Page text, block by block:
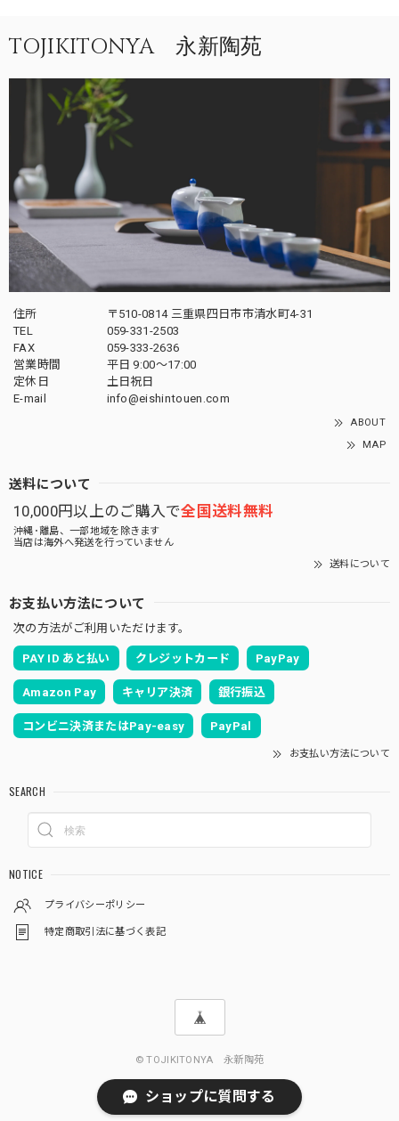
TOJIKITONYA 永新陶苑
住所
〒510-0814 三重県四日市市清水町4-31
TEL
059-331-2503
FAX
059-333-2636
営業時間
平日 9:00～17:00
定休日
土日祝日
E-mail
info@eishintouen.com
ABOUT
MAP
送料について
10,000円以上のご購入で全国送料無料
沖縄･離島、一部地域を除きます
当店は海外へ発送を行っていません
送料について
お支払い方法について
次の方法がご利用いただけます。
PAY ID あと払い クレジットカード PayPay
Amazon Pay キャリア決済 銀行振込
コンビニ決済またはPay-easy PayPal
お支払い方法について
SEARCH
NOTICE
プライバシーポリシー
特定商取引法に基づく表記
© TOJIKITONYA 永新陶苑
ショップに質問する